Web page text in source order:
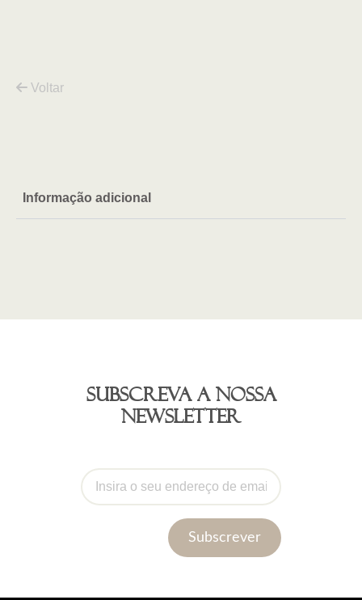
Voltar
Informação adicional
Subscreva a nossa
newsletter
Subscrever